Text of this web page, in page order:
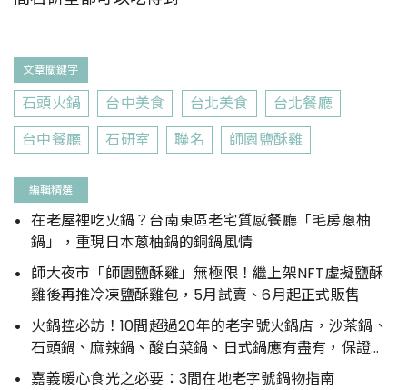
文章關鍵字
石頭火鍋 台中美食 台北美食
台北餐廳
台中餐廳
石研室 聯名 師園鹽酥雞
編輯精選
在老屋裡吃火鍋？台南東區老宅質感餐廳「毛房蔥柚
鍋」，重現日本蔥柚鍋的銅鍋風情
師大夜市「師園鹽酥雞」無極限！繼上架NFT虛擬鹽酥
雞後再推冷凍鹽酥雞包，5月試賣、6月起正式販售
火鍋控必訪！10間超過20年的老字號火鍋店，沙茶鍋、
石頭鍋、麻辣鍋、酸白菜鍋、日式鍋應有盡有，保證讓
你吃得心滿意足。
嘉義暖心食光之必要：3間在地老字號鍋物指南